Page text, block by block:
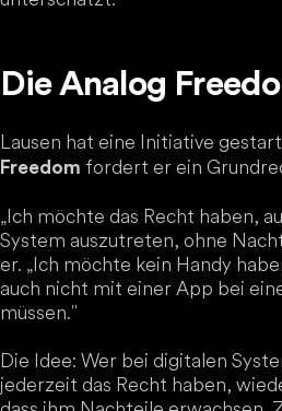
Die Analog
Lausen hat eine Initiative
Freedom fordert er ein
„Ich möchte das Recht haben,
System auszutreten, ohne
er. „Ich möchte kein Handy
auch nicht mit einer App bei
müssen."
Die Idee: Wer bei digitalen
jederzeit das Recht haben,